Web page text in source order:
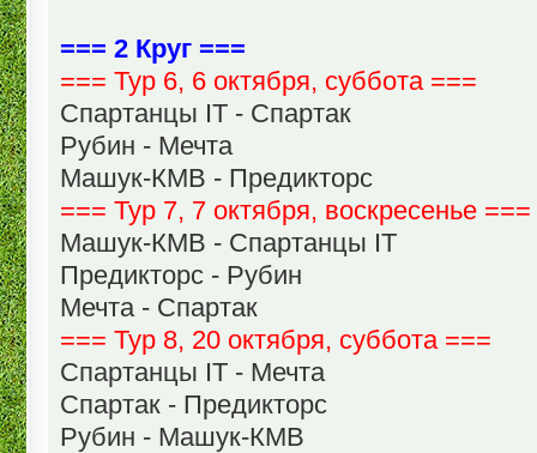
=== 2 Круг ===
=== Тур 6, 6 октября, суббота ===
Спартанцы IT - Спартак
Рубин - Мечта
Машук-КМВ - Предикторс
=== Тур 7, 7 октября, воскресенье ===
Машук-КМВ - Спартанцы IT
Предикторс - Рубин
Мечта - Спартак
=== Тур 8, 20 октября, суббота ===
Спартанцы IT - Мечта
Спартак - Предикторс
Рубин - Машук-КМВ